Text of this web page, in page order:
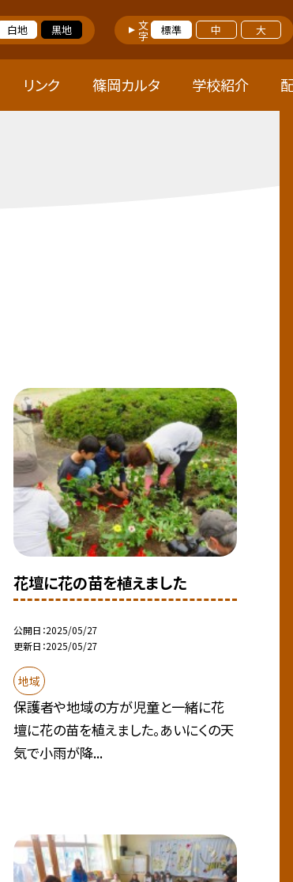
白地 黒地 文字 標準 中 大
リンク 篠岡カルタ 学校紹介
花壇に花の苗を植えました
公開日 2025/05/27
更新日 2025/05/27
地域
保護者や地域の方が児童と一緒に花
壇に花の苗を植えました。あいにくの天
気で小雨が降...